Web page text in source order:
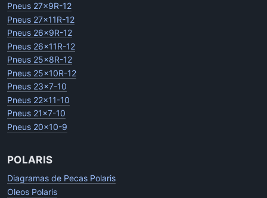
Pneus 27x9R-12
Pneus 27x11R-12
Pneus 26x9R-12
Pneus 26x11R-12
Pneus 25x8R-12
Pneus 25x10R-12
Pneus 23x7-10
Pneus 22x11-10
Pneus 21x7-10
Pneus 20x10-9
POLARIS
Diagramas de Pecas Polaris
Oleos Polaris